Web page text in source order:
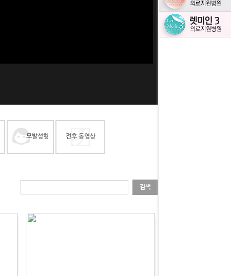
모발성형 전후 동영상